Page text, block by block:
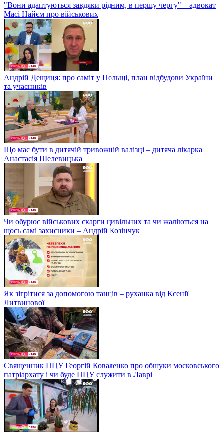
"Вони адаптуються завдяки рідним, в першу чергу" – адвокат
Масі Найєм про військових
Андрій Дещиця: про саміт у Польщі, план відбудови України
та учасників
Що має бути в дитячій тривожній валізці – дитяча лікарка
Анастасія Шелевицька
Чи обурює військових скарги цивільних та чи жаліються на
щось самі захисники – Андрій Козінчук
Як зігрітися за допомогою танців – руханка від Ксенії
Литвинової
Священник ПЦУ Георгій Коваленко про обшуки московського
патріархату і чи буде ПЦУ служити в Лаврі